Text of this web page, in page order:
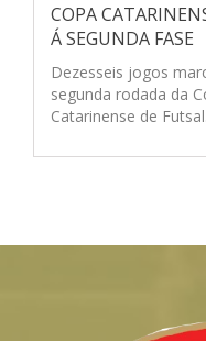
COPA
Á SEGUNDA FASE
Dezesseis jogos
segunda rodada da
Catarinense de Futsal.